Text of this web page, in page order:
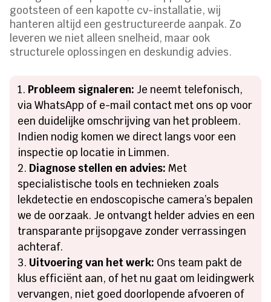
gootsteen of een kapotte cv-installatie, wij
hanteren altijd een gestructureerde aanpak. Zo
leveren we niet alleen snelheid, maar ook
structurele oplossingen en deskundig advies.
Probleem signaleren: Je neemt telefonisch,
via WhatsApp of e-mail contact met ons op voor
een duidelijke omschrijving van het probleem.
Indien nodig komen we direct langs voor een
inspectie op locatie in Limmen.
Diagnose stellen en advies: Met
specialistische tools en technieken zoals
lekdetectie en endoscopische camera’s bepalen
we de oorzaak. Je ontvangt helder advies en een
transparante prijsopgave zonder verrassingen
achteraf.
Uitvoering van het werk: Ons team pakt de
klus efficiënt aan, of het nu gaat om leidingwerk
vervangen, niet goed doorlopende afvoeren of